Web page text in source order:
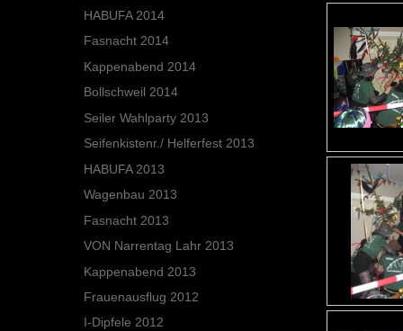
HABUFA 2014
Fasnacht 2014
Kappenabend 2014
Bollschweil 2014
Seiler Wahlparty 2013
Seifenkistenr./ Helferfest 2013
HABUFA 2013
Wagenbau 2013
Fasnacht 2013
VON Narrentag Lahr 2013
Kappenabend 2013
Frauenausflug 2012
I-Dipfele 2012